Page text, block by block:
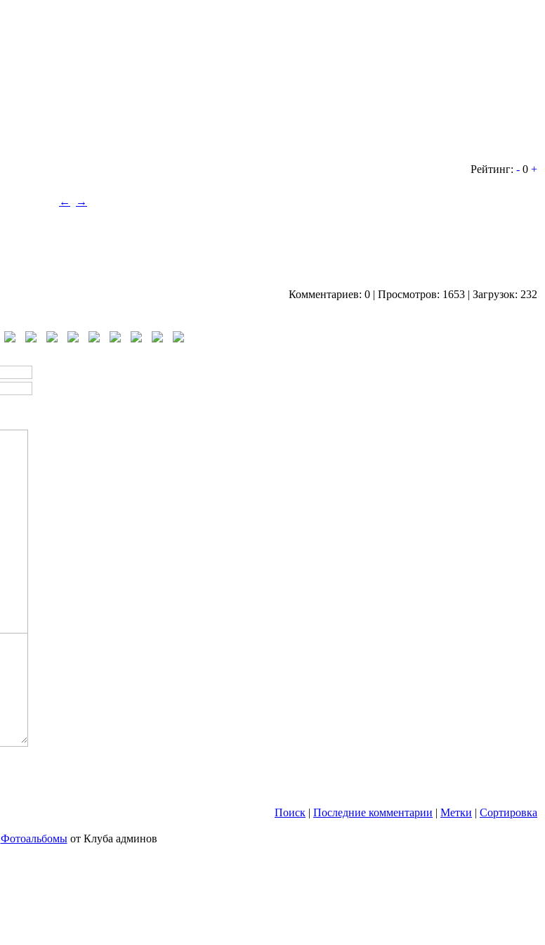
Рейтинг: - 0 +
← →
Комментариев: 0 | Просмотров: 1653 | Загрузок: 232
Поиск | Последние комментарии | Метки | Сортировка
Фотоальбомыот Клуба админов